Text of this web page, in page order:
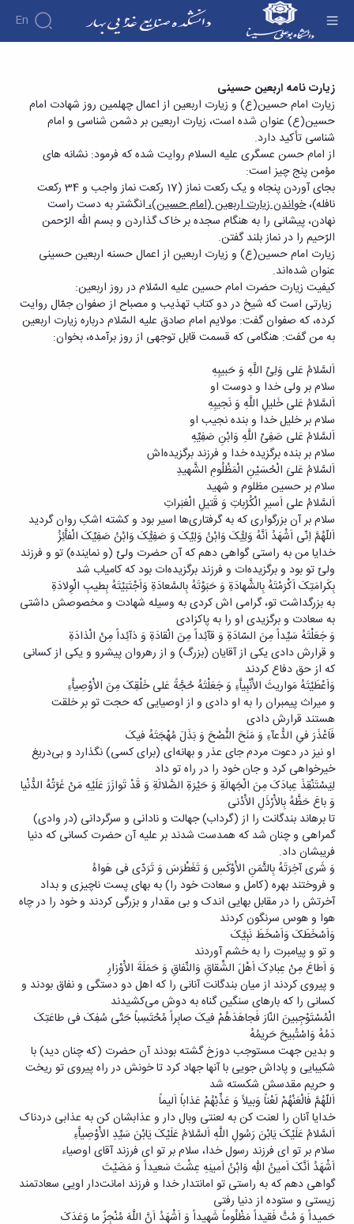
En
دانشکده
درباره
دانشکده
تاریخچه
ریاست
دانشکده
رؤسای
پیشین
آلبوم
عکس
اطلاعات
تماس
سازمان
دانشکده
معاونت
آموزشی
معاونت
تکمیلی
آموزش
آموزش
تقویم
آموزشی
دروس
ارائه
شده
دوره
کارشناسی
فرم
ها
و
آئین
نامه
ها
تحصیلات
فرم
ها
و
آئین
نامه
ها
سمینارها
و
پایان
نامه
ها
پژوهش
پژوهش
اولویت
های
پژوهشی
فرم
های
پژوهشی
کارگاه ها
آزمایشگاه
ها
آزمایشگاه
تکنولوژِی
مواد
آزمایشگاه
میکروبیولوژی
نشریات
اساتید
اساتید
دانشکده
اساتید
بازنشسته
کارکنان
آموزشی
گروه
های
آموزشی
گروه
آموزشی
صنایع
غذایی
زیارت نامه اربعین حسینی - دانشکده صنایع غذایی
بهار
زیارت نامه اربعین حسینی
زیارت امام حسین(ع) و زیارت اربعین از اعمال چهلمین روز شهادت امام
حسین(ع) عنوان شده است، زیارت اربعین بر دشمن شناسی و امام
شناسی تأکید دارد.
از امام حسن عسگری علیه السلام روایت شده که فرمود: نشانه های
مؤمن پنج چیز است:
بجای آوردن پنجاه و یک رکعت نماز (17 رکعت نماز واجب و 34 رکعت
نافله)،خواندن زیارت اربعین (امام حسین)،انگشتر به دست راست
نهادن، پیشانی را به هنگام سجده بر خاک گذاردن و بسم اللّه الرّحمن
الرّحیم را در نماز بلند گفتن.
زیارت امام حسین(ع) و زیارت اربعین از اعمال حسنه اربعین حسینی
عنوان شده‌اند.
کیفیت زیارت حضرت امام حسین علیه السّلام در روز اربعین:
زیارتی است که شیخ در دو کتاب تهذیب و مصباح از صفوان جمّال روایت
کرده، که صفوان گفت: مولایم امام صادق علیه السّلام درباره زیارت اربعین
به من گفت: هنگامی که قسمت قابل توجهی از روز برآمده، بخوان:
اَلسَّلامُ عَلی وَلِیِّ اللَّهِ وَ حَبیبِهِ
سلام بر ولی خدا و دوست او
اَلسَّلامُ عَلی خَلیلِ اللَّهِ وَ نَجیبِهِ
سلام بر خلیل خدا و بنده نجیب او
اَلسَّلامُ عَلی صَفِیِّ اللَّهِ وَابْنِ صَفِیِّهِ
سلام بر بنده برگزیده خدا و فرزند برگزیده‌اش
اَلسَّلامُ عَلیَ الْحُسَیْنِ الْمَظْلُومِ الشَّهیدِ
سلام بر حسین مظلوم و شهید
اَلسَّلامُ علی اَسیرِ الْکُرُباتِ وَ قَتیلِ الْعَبَراتِ
سلام بر آن بزرگواری که به گرفتاری‌ها اسیر بود و کشته اشکِ روان گردید
اَللّهُمَّ اِنّی اَشْهَدُ اَنَّهُ وَلِیُّکَ وَابْنُ وَلِیِّکَ وَ صَفِیُّکَ وَابْنُ صَفِیِّکَ الْفاَّئِزُ
خدایا من به راستی گواهی دهم که آن حضرت ولیّ (و نماینده) تو و فرزند
ولیّ تو بود و برگزیده‌ات و فرزند برگزیده‌ات بود که کامیاب شد
بِکَرامَتِکَ اَکْرَمْتَهُ بِالشَّهادَةِ وَ حَبَوْتَهُ بِالسَّعادَةِ وَاَجْتَبَیْتَهُ بِطیبِ الْوِلادَةِ
به بزرگداشت تو، گرامی اش کردی به وسیله شهادت و مخصوصش داشتی
به سعادت و برگزیدی او را به پاکزادی
وَ جَعَلْتَهُ سَیِّداً مِنَ السّادَةِ وَ قآئِداً مِنَ الْقادَةِ وَ ذآئِداً مِنْ الْذادَةِ
و قرارش دادی یکی از آقایان (بزرگ) و از رهروان پیشرو و یکی از کسانی
که از حق دفاع کردند
وَاَعْطَیْتَهُ مَواریثَ الاَْنْبِیاَّءِ وَ جَعَلْتَهُ حُجَّةً عَلی خَلْقِکَ مِنَ الاَْوْصِیاَّءِ
و میراث‌ پیمبران را به او دادی و از اوصیایی که حجت تو بر خلقت
هستند قرارش دادی
فَاَعْذَرَ فیِ الدُّعآءِ وَ مَنَحَ النُّصْحَ وَ بَذَلَ مُهْجَتَهُ فیکَ
او نیز در دعوت مردم جای عذر و بهانه‌ای (برای کسی) نگذارد و بی‌دریغ
خیرخواهی کرد و جان خود را در راه تو داد
لِیَسْتَنْقِذَ عِبادَکَ مِنَ الْجَهالَةِ وَ حَیْرَةِ الضَّلالَةِ وَ قَدْ تَوازَرَ عَلَیْهِ مَنْ غَرَّتْهُ الدُّنْیا
وَ باعَ حَظَّهُ بِالاَْرْذَلِ الاَْدْنی
تا برهاند بندگانت را از (گرداب) جهالت و نادانی و سرگردانی (در وادی)
گمراهی و چنان شد که همدست شدند بر علیه آن حضرت کسانی که دنیا
فریبشان داد.
وَ شَری آخِرَتَهُ بِالثَّمَنِ الاَْوْکَسِ وَ تَغَطْرَسَ وَ تَرَدّی فی هَواهُ
و فروختند بهره (کامل و سعادت خود را) به بهای پست ناچیزی و بداد
آخرتش را در مقابل بهایی اندک و بی مقدار و بزرگی کردند و خود را در چاه
هوا و هوس سرنگون کردند
وَاَسْخَطَکَ وَاَسْخَطَ نَبِیَّکَ
و تو و پیامبرت را به خشم آوردند
وَ اَطاعَ مِنْ عِبادِکَ اَهْلَ الشِّقاقِ وَالنِّفاقِ وَ حَمَلَةَ الاَْوْزارِ
و پیروی کردند از میان بندگانت آنانی را که اهل دو دستگی و نفاق بودند و
کسانی را که بارهای سنگین گناه به دوش می‌کشیدند
الْمُسْتَوْجِبینَ النّارَ فَجاهَدَهُمْ فیکَ صابِراً مُحْتَسِباً حَتّی سُفِکَ فی طاعَتِکَ
دَمُهُ وَاسْتُبیحَ حَریمُهُ
و بدین جهت مستوجب دوزخ گشته بودند آن حضرت (که چنان دید) با
شکیبایی و پاداش جویی با آنها جهاد کرد تا خونش در راه پیروی تو ریخت
و حریم مقدسش شکسته شد
اَللّهُمَّ فَالْعَنْهُمْ لَعْناً وَبیلاً وَ عَذِّبْهُمْ عَذاباً اَلیماً
خدایا آنان را لعنت کن به لعنتی وبال دار و عذابشان کن به عذابی دردناک
اَلسَّلامُ عَلَیْکَ یَابْنَ رَسُولِ اللَّهِ اَلسَّلامُ عَلَیْکَ یَابْنَ سَیِّدِ الاَْوْصِیاَّءِ
سلام بر تو ای فرزند رسول خدا، سلام بر تو ای فرزند آقای اوصیاء
اَشْهَدُ اَنَّکَ اَمینُ اللهِ وَابْنُ اَمینِهِ عِشْتَ سَعیداً وَ مَضَیْتَ
گواهی دهم که به راستی تو امانتدار خدا و فرزند امانت‌‌دار اویی سعادتمند
زیستی و ستوده از دنیا رفتی
حَمیداً وَ مُتَّ فَقیداً مَظْلُوماً شَهیداً وَ اَشْهَدُ اَنَّ اللَّهَ مُنْجِزٌ ما وَعَدَکَ